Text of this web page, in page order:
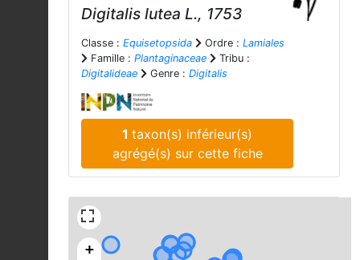
Digitalis lutea L., 1753
Classe : Equisetopsida Ordre : Lamiales
Famille : Plantaginaceae
Tribu :
Digitalideae
Genre : Digitalis
1taxon(s) inférieur(s)
agrégé(s) sur cette fiche
+